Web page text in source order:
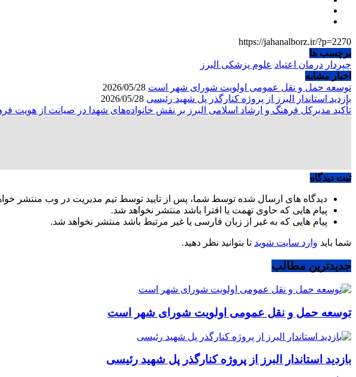
https://jahanalborz.ir/?p=2270
برچسب ها
چپردار درمان اعتیاد علوم پزشکی البرز
اخبار مشابه
توسعه حمل و نقل عمومی اولویت شورای شهر است
بازدید استاندار البرز از پروژه کنارگذر پل شهید رئیسی
تأکید مدیرکل فرهنگ و ارشاد اسلامی البرز بر نقش خانواده‌های شهدا در صیانت از هویت
ثبت دیدگاه
دیدگاه های ارسال شده توسط شما، پس از تایید توسط تیم مدیریت در وب منتشر
پیام هایی که حاوی تهمت یا افترا باشد منتشر نخواهد شد.
پیام هایی که به غیر از زبان فارسی یا غیر مرتبط باشد منتشر نخواهد شد.
شما باید وارد سایت شوید تا بتوانید نظر دهید.
جدیدترین مطالب
توسعه حمل و نقل عمومی اولویت شورای شهر است
بازدید استاندار البرز از پروژه کنارگذر پل شهید رئیسی